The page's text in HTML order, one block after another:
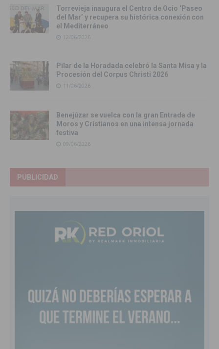
Torrevieja inaugura el Centro de Ocio ‘Paseo
del Mar’ y recupera su histórica conexión con
el Mediterráneo
12/06/2026
Pilar de la Horadada celebró la Santa Misa y la
Procesión del Corpus Christi 2026
11/06/2026
Benejúzar se vuelca con la gran Entrada de
Moros y Cristianos en una intensa jornada
festiva
09/06/2026
PUBLICIDAD